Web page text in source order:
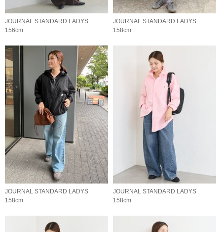
JOURNAL STANDARD LADYS
156cm
JOURNAL STANDARD LADYS
158cm
JOURNAL STANDARD LADYS
158cm
JOURNAL STANDARD LADYS
158cm